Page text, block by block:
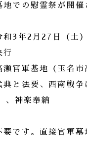
地での慰霊祭が開催
3年2月27日（土
官軍基地（玉名市
と法要、西南戦争
、神楽奉納
要です。直接官軍墓